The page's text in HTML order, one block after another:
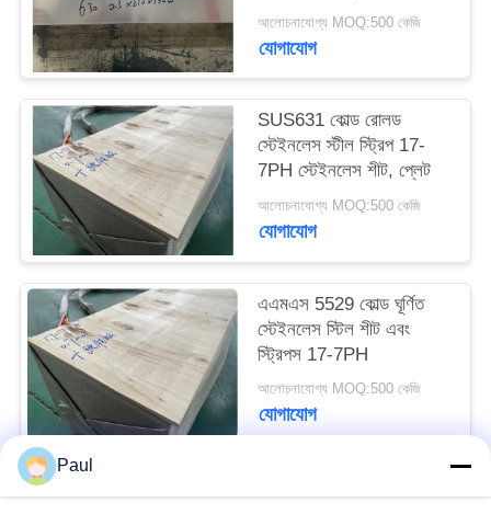
PRIVACY
POLICY
আলোচনাযোগ্য MOQ:500 কেজি
যোগাযোগ
SUS631 কোল্ড রোলড
স্টেইনলেস স্টীল স্ট্রিপ 17-
7PH স্টেইনলেস শীট, প্লেট
আলোচনাযোগ্য MOQ:500 কেজি
যোগাযোগ
এএমএস 5529 কোল্ড ঘূর্ণিত
স্টেইনলেস স্টিল শীট এবং
স্ট্রিপস 17-7PH
আলোচনাযোগ্য MOQ:500 কেজি
যোগাযোগ
Paul